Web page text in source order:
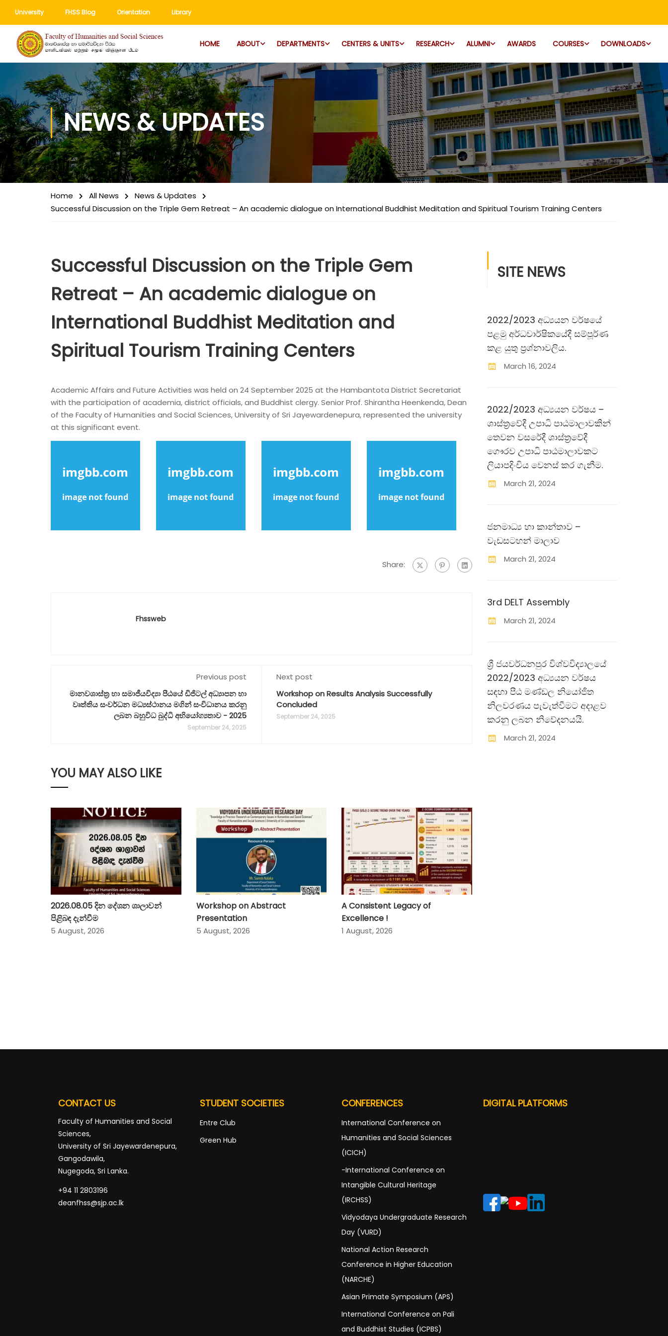
University FHSS Blog Orientation Library
HOME ABOUT DEPARTMENTS CENTERS & UNITS RESEARCH ALUMNI AWARDS COURSES DOWNLOADS
NEWS & UPDATES
Home All News
News & Updates
Successful Discussion on the Triple Gem Retreat – An academic dialogue on International Buddhist Meditation and Spiritual Tourism Training Centers
Successful Discussion on the Triple Gem
Retreat – An academic dialogue on
International Buddhist Meditation and
Spiritual Tourism Training Centers
Academic Affairs and Future Activities was held on 24 September 2025 at the Hambantota District Secretariat
with the participation of academia, district officials, and Buddhist clergy. Senior Prof. Shirantha Heenkenda, Dean
of the Faculty of Humanities and Social Sciences, University of Sri Jayewardenepura, represented the university
at this significant event.
Share:
Fhssweb
Previous post
මානවශාස්ත්‍ර හා සමාජීයවිද්‍යා පීඨයේ ඩිජිටල් අධ්‍යාපන හා
වෘත්තිය සංවර්ධන මධ්‍යස්ථානය මගින් සංවිධානය කරනු
ලබන බහුවිධ බුද්ධි අභියෝග්‍යතාව - 2025
September 24, 2025
Next post
Workshop on Results Analysis Successfully
Concluded
September 24, 2025
YOU MAY ALSO LIKE
2026.08.05 දින දේශන ශාලාවන්
පිළිබඳ දැන්වීම
5 August, 2026
Workshop on Abstract
Presentation
5 August, 2026
A Consistent Legacy of
Excellence !
1 August, 2026
SITE NEWS
2022/2023 අධ්‍යයන වර්ෂයේ
පළමු අර්ධවාර්ෂිකයේදී සම්පූර්ණ
කළ යුතු ප‍්‍රශ්නාවලිය.
March 16,2024
2022/2023 අධ්‍යයන වර්ෂය –
ශාස්ත‍්‍රවේදී උපාධි පාඨමාලාවකින්
තෙවන වසරේදී ශාස්ත‍්‍රවේදී
ගෞරව උපාධි පාඨමාලාවකට
ලියාපදිංචිය වෙනස් කර ගැනීම.
March 21,2024
ජනමාධ්‍ය හා කාන්තාව –
වැඩසටහන් මාලාව
March 21,2024
3rd DELT Assembly
March 21,2024
ශ්‍රී ජයවර්ධනපුර විශ්වවිද්‍යාලයේ
2022/2023 අධ්‍යයන වර්ෂය
සඳහා පීඨ මණ්ඩල නියෝජිත
නිලවරණය පැවැත්වීමට අදාළව
කරනු ලබන නිවේදනයයි.
March 21,2024
CONTACT US
Faculty of Humanities and Social
Sciences,
University of Sri Jayewardenepura,
Gangodawila,
Nugegoda, Sri Lanka.
+94 11 2803196
deanfhss@sjp.ac.lk
STUDENT SOCIETIES
Entre Club
Green Hub
CONFERENCES
International Conference on
Humanities and Social Sciences
(ICICH)
-International Conference on
Intangible Cultural Heritage
(IRCHSS)
Vidyodaya Undergraduate Research
Day (VURD)
National Action Research
Conference in Higher Education
(NARCHE)
Asian Primate Symposium (APS)
International Conference on Pali
and Buddhist Studies (ICPBS)
DIGITAL PLATFORMS